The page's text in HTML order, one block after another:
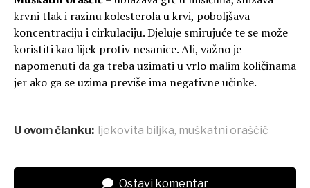
krvni tlak i razinu kolesterola u krvi, poboljšava
koncentraciju i cirkulaciju. Djeluje smirujuće te se može
koristiti kao lijek protiv nesanice. Ali, važno je
napomenuti da ga treba uzimati u vrlo malim količinama
jer ako ga se uzima previše ima negativne učinke.
U ovom članku: ljekovita biljka, muškatni oraščić
Ostavi komentar